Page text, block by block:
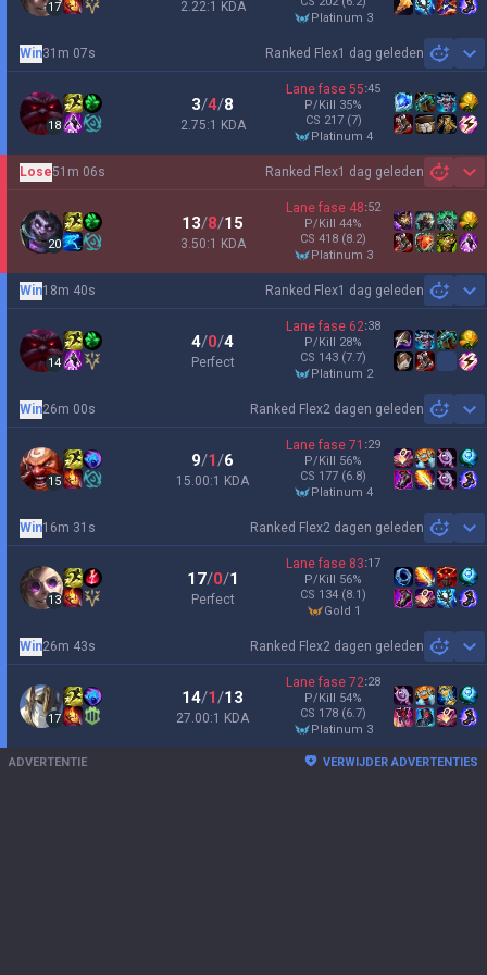
17 2.22:1 KDA
platinum 3
Ranked Flex1 dag geleden
Win31m 07s
18
3/4/8
2.75:1 KDA
Lane fase 55:45
P/Kill 35%
CS 217 (7)
platinum 4
Ranked Flex1 dag geleden
Lose51m 06s
20
13/8/15
3.50:1 KDA
Lane fase 48:52
P/Kill 44%
CS 418 (8.2)
platinum 3
Ranked Flex1 dag geleden
Win18m 40s
14
4/0/4
Perfect
Lane fase 62:38
P/Kill 28%
CS 143 (7.7)
platinum 2
Ranked Flex2 dagen geleden
Win26m 00s
15
9/1/6
15.00:1 KDA
Lane fase 71 :29
P/Kill 56%
CS 177 (6.8)
platinum 4
Ranked Flex2 dagen geleden
Win16m 31s
13
17/0/1
Perfect
Lane fase 83:17
P/Kill 56%
CS 134 (8.1)
gold 1
Ranked Flex2 dagen geleden
Win26m 43s
17
14/1/13
27.00:1 KDA
Lane fase 72:28
P/Kill 54%
CS 178 (6.7)
platinum 3
ADVERTENTIE VERWIJDER ADVERTENTIES